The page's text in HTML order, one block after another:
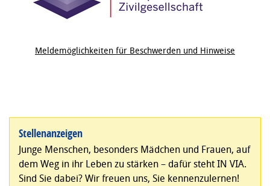
Meldemöglichkeiten für Beschwerden und Hinweise
Stellenanzeigen
Junge Menschen, besonders Mädchen und Frauen, auf
dem Weg in ihr Leben zu stärken – dafür steht IN VIA.
Sind Sie dabei? Wir freuen uns, Sie kennenzulernen!